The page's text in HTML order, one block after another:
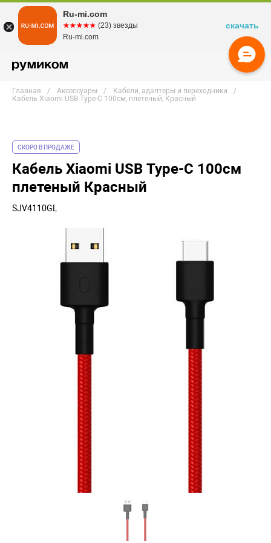
Главная Аксессуары
Кабели, адаптеры и переходники
Кабель Xiaomi USB Type-C 100см, плетеный, Красный
СКОРО В ПРОДАЖЕ
Кабель Xiaomi USB Type-C 100см
плетеный Красный
SJV4110GL
Ru-mi.com
☆☆☆☆☆
★★★★★ (23) звезды
Ru-mi.com
скачать